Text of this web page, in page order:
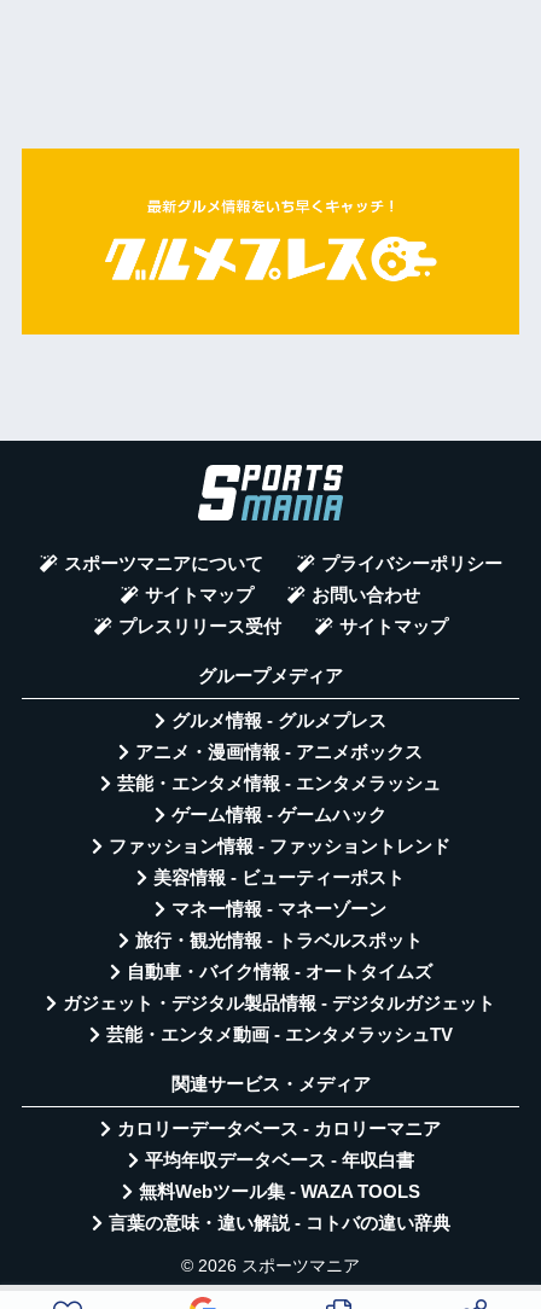
スポーツマニアについて
プライバシーポリシー
サイトマップ
お問い合わせ
プレスリリース受付
サイトマップ
グループメディア
グルメ情報 - グルメプレス
アニメ・漫画情報 - アニメボックス
芸能・エンタメ情報 - エンタメラッシュ
ゲーム情報 - ゲームハック
ファッション情報 - ファッショントレンド
美容情報 - ビューティーポスト
マネー情報 - マネーゾーン
旅行・観光情報 - トラベルスポット
自動車・バイク情報 - オートタイムズ
ガジェット・デジタル製品情報 - デジタルガジェット
芸能・エンタメ動画 - エンタメラッシュTV
関連サービス・メディア
カロリーデータベース - カロリーマニア
平均年収データベース - 年収白書
無料Webツール集 - WAZA TOOLS
言葉の意味・違い解説 - コトバの違い辞典
© 2026 スポーツマニア